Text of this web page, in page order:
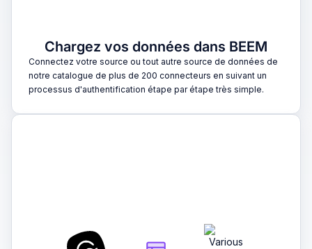
Chargez vos données dans BEEM
Connectez votre source ou tout autre source de données de
notre catalogue de plus de 200 connecteurs en suivant un
processus d'authentification étape par étape très simple.